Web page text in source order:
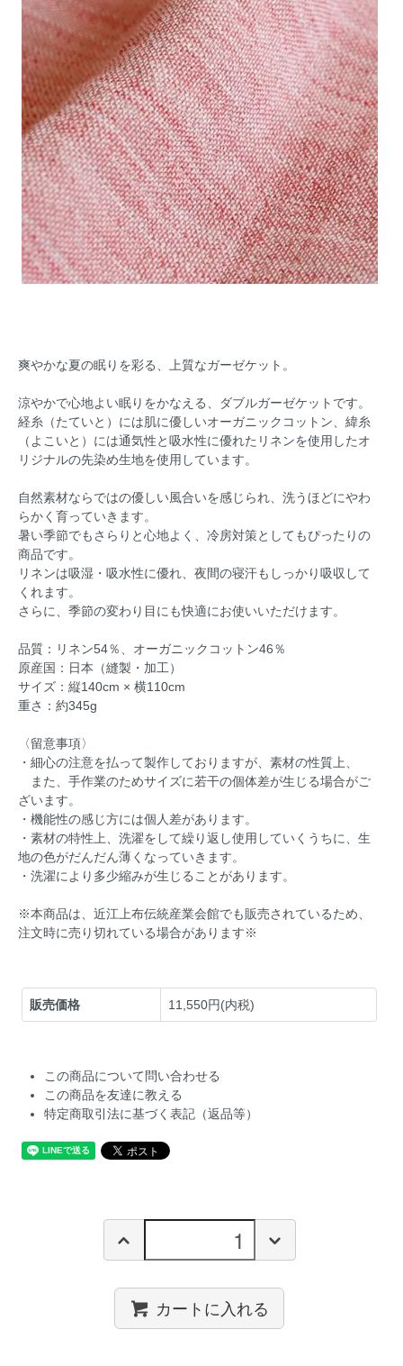
爽やかな夏の眠りを彩る、上質なガーゼケット。
涼やかで心地よい眠りをかなえる、ダブルガーゼケットです。
経糸（たていと）には肌に優しいオーガニックコットン、緯糸
（よこいと）には通気性と吸水性に優れたリネンを使用したオ
リジナルの先染め生地を使用しています。
自然素材ならではの優しい風合いを感じられ、洗うほどにやわ
らかく育っていきます。
暑い季節でもさらりと心地よく、冷房対策としてもぴったりの
商品です。
リネンは吸湿・吸水性に優れ、夜間の寝汗もしっかり吸収して
くれます。
さらに、季節の変わり目にも快適にお使いいただけます。
品質：リネン54％、オーガニックコットン46％
原産国：日本（縫製・加工）
サイズ：縦140cm × 横110cm
重さ：約345g
〈留意事項〉
・細心の注意を払って製作しておりますが、素材の性質上、
また、手作業のためサイズに若干の個体差が生じる場合がご
ざいます。
・機能性の感じ方には個人差があります。
・素材の特性上、洗濯をして繰り返し使用していくうちに、生
地の色がだんだん薄くなっていきます。
・洗濯により多少縮みが生じることがあります。
※本商品は、近江上布伝統産業会館でも販売されているため、
注文時に売り切れている場合があります※
販売価格 11,550円(内税)
この商品について問い合わせる
この商品を友達に教える
特定商取引法に基づく表記（返品等）
カートに入れる